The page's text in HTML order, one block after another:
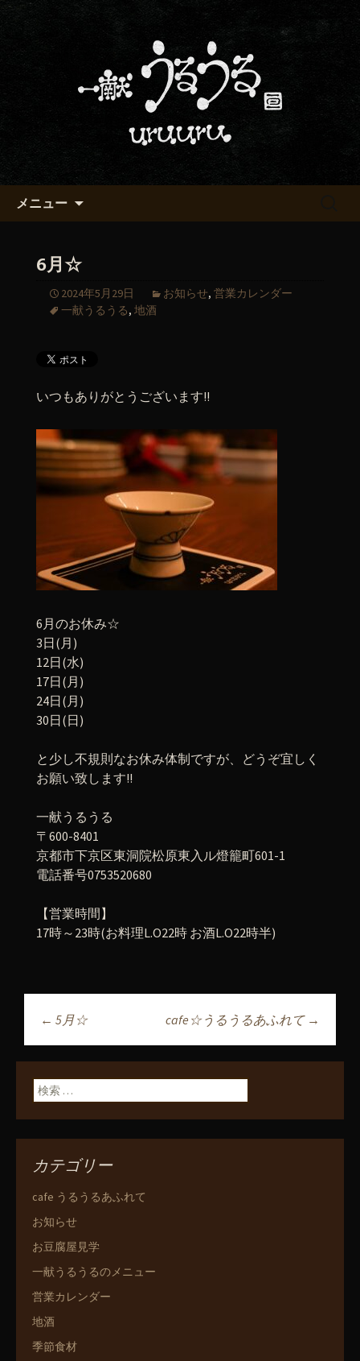
京都・五条でおいしい地酒が飲
める「一献うるうる」のブロ
京都・五条烏丸の町屋居酒屋「一献う
るうる」からのお知らせ
メニュー
6月☆
2024年5月29日 お知らせ, 営業カレンダー
一献うるうる, 地酒
いつもありがとうございます!!
6月のお休み☆
3日(月)
12日(水)
17日(月)
24日(月)
30日(日)
と少し不規則なお休み体制ですが、どうぞ宜しく
お願い致します!!
一献うるうる
〒600-8401
京都市下京区東洞院松原東入ル燈籠町601-1
電話番号0753520680
【営業時間】
17時～23時(お料理L.O22時 お酒L.O22時半)
投稿ナビゲーショ
ン
← 5月☆ cafe☆うるうるあふれて →
検索:
カテゴリー
cafe うるうるあふれて
お知らせ
お豆腐屋見学
一献うるうるのメニュー
営業カレンダー
地酒
季節食材